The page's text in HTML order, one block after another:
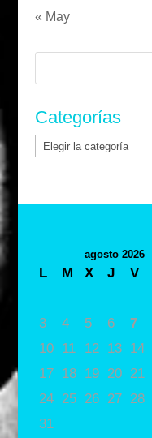
« May
Buscar:
Categorías
Categorías
agosto 2026
L M X J V
3
4 5 6 7
10
11 12 13 14
17
18 19 20 21
24
25 26 27 28
31